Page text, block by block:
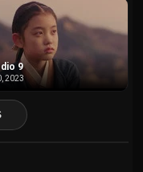
9
2023